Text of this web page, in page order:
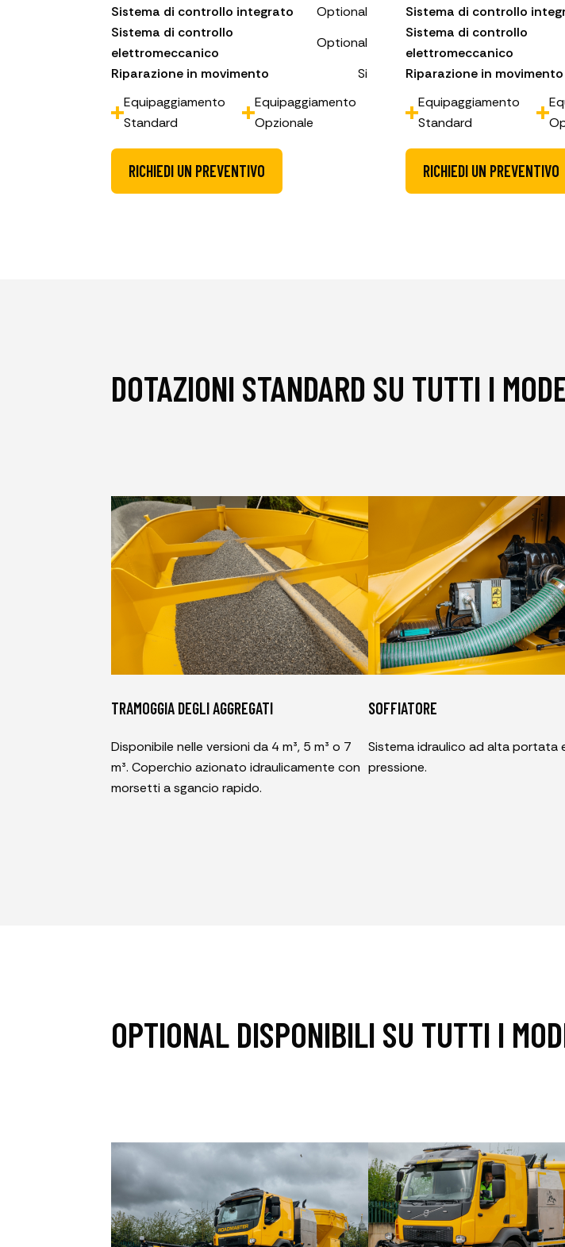
Sistema di controllo integrato
Optional
Sistema di controllo
elettromeccanico
Optional
Riparazione in movimento
Si
Equipaggiamento
Standard
Equipaggiamento
Opzionale
RICHIEDI UN PREVENTIVO
Sistema di controllo
Sistema di controllo
elettromeccanico
Riparazione in movimento
Equipaggiamento
Standard
RICHIEDI UN PREVENTIVO
DOTAZIONI STANDARD SU TUTTI I
TRAMOGGIA DEGLI AGGREGATI
Disponibile nelle versioni da 4 m³, 5 m³ o 7
m³. Coperchio azionato idraulicamente con
morsetti a sgancio rapido.
SOFFIATORE
Sistema idraulico ad alta portata
pressione.
OPTIONAL DISPONIBILI SU TUTTI I